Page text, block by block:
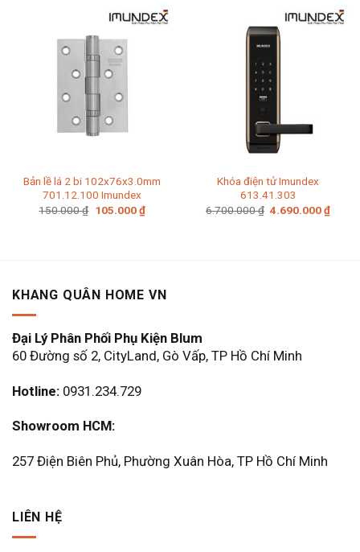
Bản lề lá 2 bi 102x76x3.0mm
701.12.100 Imundex
150.000₫ Giá
105.000₫Giá
hiện
Khóa điện tử Imundex
613.41.303
6.700.000₫ Giá
4.690.000₫Giá
KHANG QUÂN HOME VN
Đại Lý Phân Phối Phụ Kiện Blum
60 Đường số 2, CityLand, Gò Vấp, TP Hồ Chí Minh
Hotline: 0931.234.729
Showroom HCM:
257 Điện Biên Phủ, Phường Xuân Hòa, TP Hồ Chí Minh
LIÊN HỆ